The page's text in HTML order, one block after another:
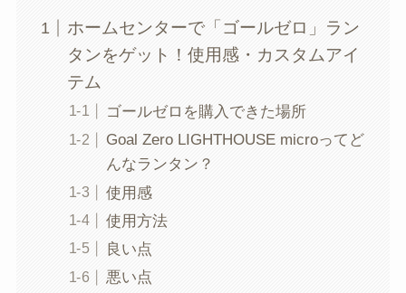
ホームセンターで「ゴールゼロ」ラン
タンをゲット！使用感・カスタムアイ
テム
ゴールゼロを購入できた場所
Goal Zero LIGHTHOUSE microってど
んなランタン？
使用感
使用方法
良い点
悪い点